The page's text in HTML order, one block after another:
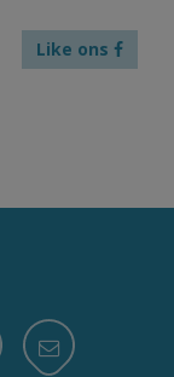
Like ons